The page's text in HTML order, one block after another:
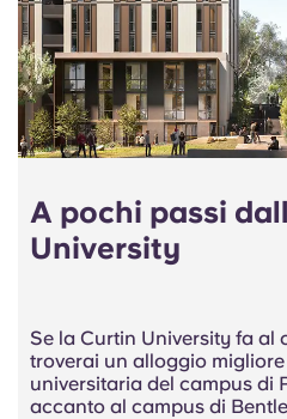
A pochi passi
University
Se la Curtin University fa al
troverai un alloggio
universitaria del campus di
accanto al campus di